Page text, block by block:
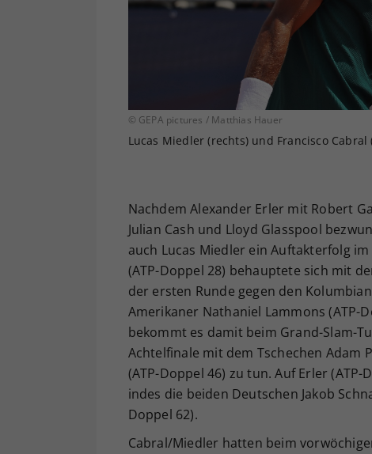
© GEPA pictures / Matthias Hauer
Lucas Miedler (rechts) und Francisco
Nachdem Alexander Erler mit Robert
Julian Cash und Lloyd Glasspool
auch Lucas Miedler ein Auftakterfolg
(ATP-Doppel 28) behauptete sich mit
der ersten Runde gegen den
Amerikaner Nathaniel Lammons (ATP-
bekommt es damit beim Grand-Slam-
Achtelfinale mit dem Tschechen Adam
(ATP-Doppel 46) zu tun. Auf Erler
indes die beiden Deutschen Jakob
Doppel 62).
Cabral/Miedler hatten beim